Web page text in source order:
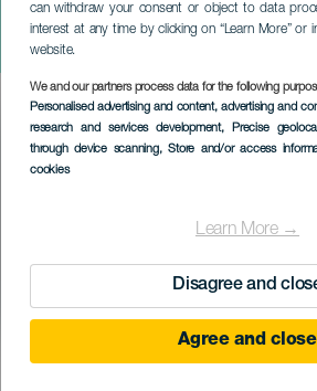
can withdraw your consent or object to data
interest at any time by clicking on “Learn More” or
website.
We and our partners process data for the following
Personalised advertising and content, advertising and
research and services development, Precise
through device scanning, Store and/or access
cookies
Learn More →
Disagree and
Agree and close
Kanári-szigeteki
Fesztivál
Imagen
Listado